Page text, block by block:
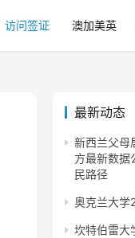
访问签证 澳加美英
最新动态
新西兰父母
方最新数据
民路径
奥克兰大学
坎特伯雷大